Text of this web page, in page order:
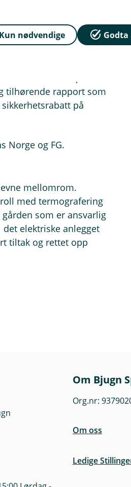
om bygget
kan gi skade i helt
Haslev.
som tar dette på
tilhørende rapport som
på
Norge og FG.
mellomrom.
med termografering
som er ansvarlig
elektriske anlegget
tiltak og rettet opp
Om Bjugn
Org.nr:
Om oss
Ledige
Kun nødvendige Godta